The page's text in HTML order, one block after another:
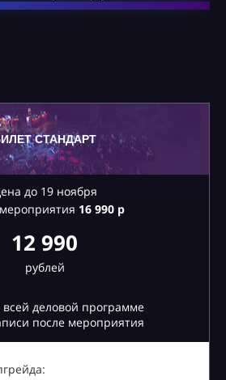
СТАНДАРТ
до 19 ноября
16990 р
12 990
рублей
всей деловой программе
после мероприятия